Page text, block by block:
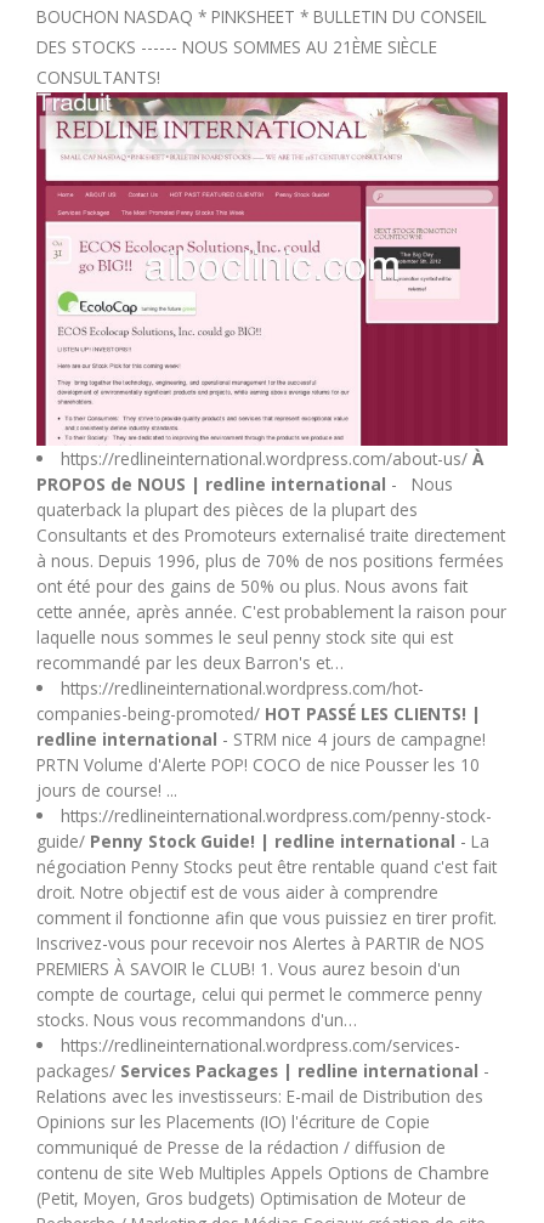
M
N
O
R
S
T
U
V
W
X
Z
BOUCHON NASDAQ * PINKSHEET * BULLETIN DU CONSEIL
DES STOCKS ------ NOUS SOMMES AU 21ÈME SIÈCLE
CONSULTANTS!
https://redlineinternational.wordpress.com/about-us/ À
PROPOS de NOUS | redline international - Nous
quaterback la plupart des pièces de la plupart des
Consultants et des Promoteurs externalisé traite directement
à nous. Depuis 1996, plus de 70% de nos positions fermées
ont été pour des gains de 50% ou plus. Nous avons fait
cette année, après année. C'est probablement la raison pour
laquelle nous sommes le seul penny stock site qui est
recommandé par les deux Barron's et…
https://redlineinternational.wordpress.com/hot-
companies-being-promoted/ HOT PASSÉ LES CLIENTS! |
redline international - STRM nice 4 jours de campagne!
PRTN Volume d'Alerte POP! COCO de nice Pousser les 10
jours de course! ...
https://redlineinternational.wordpress.com/penny-stock-
guide/ Penny Stock Guide! | redline international - La
négociation Penny Stocks peut être rentable quand c'est fait
droit. Notre objectif est de vous aider à comprendre
comment il fonctionne afin que vous puissiez en tirer profit.
Inscrivez-vous pour recevoir nos Alertes à PARTIR de NOS
PREMIERS À SAVOIR le CLUB! 1. Vous aurez besoin d'un
compte de courtage, celui qui permet le commerce penny
stocks. Nous vous recommandons d'un…
https://redlineinternational.wordpress.com/services-
packages/ Services Packages | redline international -
Relations avec les investisseurs: E-mail de Distribution des
Opinions sur les Placements (IO) l'écriture de Copie
communiqué de Presse de la rédaction / diffusion de
contenu de site Web Multiples Appels Options de Chambre
(Petit, Moyen, Gros budgets) Optimisation de Moteur de